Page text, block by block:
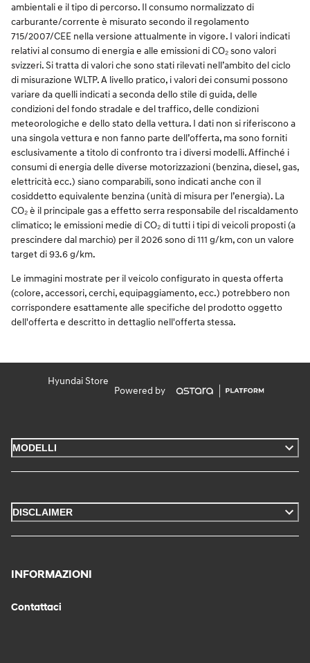
ambientali e il tipo di percorso. Il consumo normalizzato di
carburante/corrente è misurato secondo il regolamento
715/2007/CEE nella versione attualmente in vigore. I valori indicati
relativi al consumo di energia e alle emissioni di CO₂ sono valori
svizzeri. Si tratta di valori che sono stati rilevati nell’ambito del ciclo
di misurazione WLTP. A livello pratico, i valori dei consumi possono
variare da quelli indicati a seconda dello stile di guida, delle
condizioni del fondo stradale e del traffico, delle condizioni
meteorologiche e dello stato della vettura. I dati non si riferiscono a
una singola vettura e non fanno parte dell’offerta, ma sono forniti
esclusivamente a titolo di confronto tra i diversi modelli. Affinché i
consumi di energia delle diverse motorizzazioni (benzina, diesel, gas,
elettricità ecc.) siano comparabili, sono indicati anche con il
cosiddetto equivalente benzina (unità di misura per l’energia). La
CO₂ è il principale gas a effetto serra responsabile del riscaldamento
climatico; le emissioni medie di CO₂ di tutti i tipi di veicoli proposti (a
prescindere dal marchio) per il 2026 sono di 111 g/km, con un valore
target di 93.6 g/km.
Le immagini mostrate per il veicolo configurato in questa offerta
(colore, accessori, cerchi, equipaggiamento, ecc.) potrebbero non
corrispondere esattamente alle specifiche del prodotto oggetto
dell'offerta e descritto in dettaglio nell'offerta stessa.
Hyundai Store
Powered by
MODELLI
DISCLAIMER
INFORMAZIONI
Contattaci